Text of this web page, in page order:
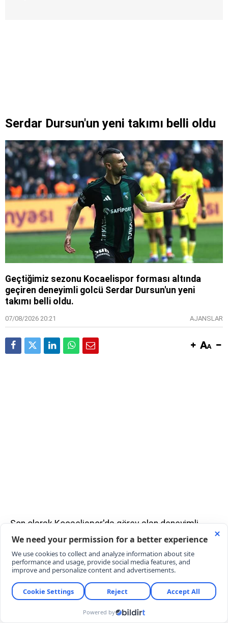
Serdar Dursun'un yeni takımı belli oldu
Geçtiğimiz sezonu Kocaelispor forması altında
geçiren deneyimli golcü Serdar Dursun'un yeni
takımı belli oldu.
07/08/2026 20:21 AJANSLAR
Son olarak Kocaelispor'da görev alan deneyimli
golcü Serdar Dursun'un yeni takımı belli oldu. Golcü
oyuncu Gaziantep Futbol Kulübü ile 1 yıllık
sözleşme imzaladı.
Transfer çalışmalarına devam eden Gaziantep
Futbol Kulübü, hücum hattına önemli bir takviye
yaptı. Gaziantep FK, geçtiğimiz sezon
Kocaelispor'da top koşturan Serdar Dursun ile 1